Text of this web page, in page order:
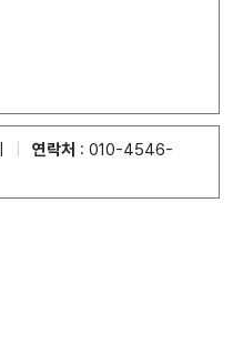
연락처 : 010-4546-